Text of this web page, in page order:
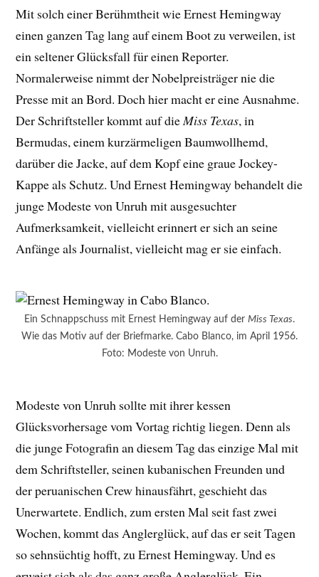
Mit solch einer Berühmtheit wie Ernest Hemingway
einen ganzen Tag lang auf einem Boot zu verweilen, ist
ein seltener Glücksfall für einen Reporter.
Normalerweise nimmt der Nobelpreisträger nie die
Presse mit an Bord. Doch hier macht er eine Ausnahme.
Der Schriftsteller kommt auf dieMiss Texas, in
Bermudas, einem kurzärmeligen Baumwollhemd,
darüber die Jacke, auf dem Kopf eine graue Jockey-
Kappe als Schutz. Und Ernest Hemingway behandelt die
junge Modeste von Unruh mit ausgesuchter
Aufmerksamkeit, vielleicht erinnert er sich an seine
Anfänge als Journalist, vielleicht mag er sie einfach.
Ein Schnappschuss mit Ernest Hemingway auf der Miss Texas.
Wie das Motiv auf der Briefmarke. Cabo Blanco, im April 1956.
Foto: Modeste von Unruh.
Modeste von Unruh sollte mit ihrer kessen
Glücksvorhersage vom Vortag richtig liegen. Denn als
die junge Fotografin an diesem Tag das einzige Mal mit
dem Schriftsteller, seinen kubanischen Freunden und
der peruanischen Crew hinausfährt, geschieht das
Unerwartete. Endlich, zum ersten Mal seit fast zwei
Wochen, kommt das Anglerglück, auf das er seit Tagen
so sehnsüchtig hofft, zu Ernest Hemingway. Und es